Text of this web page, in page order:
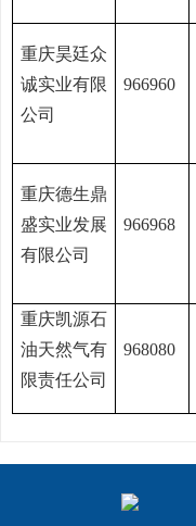
重庆昊廷众
诚实业有限
公司
966960
重庆德生鼎
盛实业发展
有限公司
966968
重庆凯源石
油天然气有
限责任公司
968080